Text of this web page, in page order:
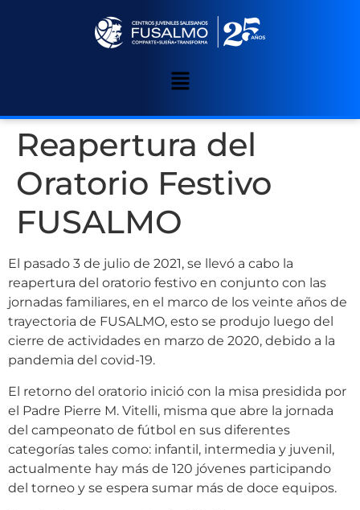
Reapertura del
Oratorio Festivo
FUSALMO
El pasado 3 de julio de 2021, se llevó a cabo la
reapertura del oratorio festivo en conjunto con las
jornadas familiares, en el marco de los veinte años de
trayectoria de FUSALMO, esto se produjo luego del
cierre de actividades en marzo de 2020, debido a la
pandemia del covid-19.
El retorno del oratorio inició con la misa presidida por
el Padre Pierre M. Vitelli, misma que abre la jornada
del campeonato de fútbol en sus diferentes
categorías tales como: infantil, intermedia y juvenil,
actualmente hay más de 120 jóvenes participando
del torneo y se espera sumar más de doce equipos.